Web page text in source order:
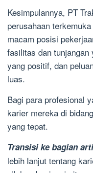
Kesimpulannya, PT
perusahaan
macam posisi
fasilitas dan
yang positif, dan
luas.
Bagi para profesional
karier mereka di
yang tepat.
Transisi ke bagian
lebih lanjut tentang